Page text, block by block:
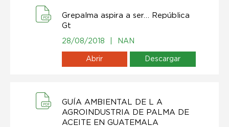
Grepalma aspira a ser… República
Gt
28/08/2018 NAN
Abrir Descargar
GUÍA AMBIENTAL DE L A
AGROINDUSTRIA DE PALMA DE
ACEITE EN GUATEMALA